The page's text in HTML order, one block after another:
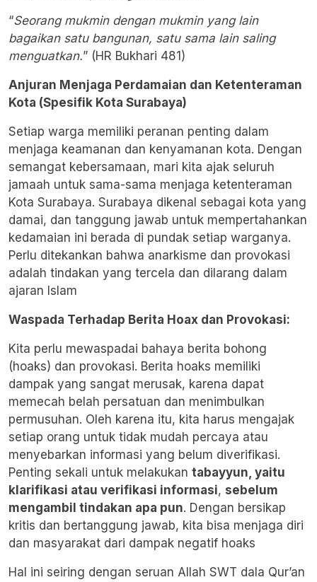
“Seorang mukmin dengan mukmin yang lain
bagaikan satu bangunan, satu sama lain saling
menguatkan.” (HR Bukhari 481)
Anjuran Menjaga Perdamaian dan Ketenteraman
Kota (Spesifik Kota Surabaya)
Setiap warga memiliki peranan penting dalam
menjaga keamanan dan kenyamanan kota. Dengan
semangat kebersamaan, mari kita ajak seluruh
jamaah untuk sama-sama menjaga ketenteraman
Kota Surabaya. Surabaya dikenal sebagai kota yang
damai, dan tanggung jawab untuk mempertahankan
kedamaian ini berada di pundak setiap warganya.
Perlu ditekankan bahwa anarkisme dan provokasi
adalah tindakan yang tercela dan dilarang dalam
ajaran Islam
Waspada Terhadap Berita Hoax dan Provokasi:
Kita perlu mewaspadai bahaya berita bohong
(hoaks) dan provokasi. Berita hoaks memiliki
dampak yang sangat merusak, karena dapat
memecah belah persatuan dan menimbulkan
permusuhan. Oleh karena itu, kita harus mengajak
setiap orang untuk tidak mudah percaya atau
menyebarkan informasi yang belum diverifikasi.
Penting sekali untuk melakukan tabayyun, yaitu
klarifikasi atau verifikasi informasi, sebelum
mengambil tindakan apa pun. Dengan bersikap
kritis dan bertanggung jawab, kita bisa menjaga diri
dan masyarakat dari dampak negatif hoaks
Hal ini seiring dengan seruan Allah SWT dala Qur’an